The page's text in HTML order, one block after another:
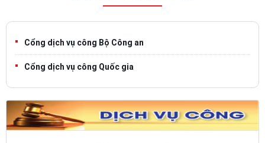
Cổng dịch vụ công Bộ Công an
Cổng dịch vụ công Quốc gia